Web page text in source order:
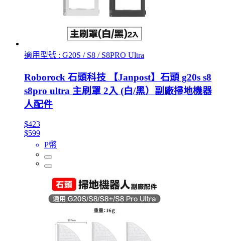
適用型號 : G20S / S8 / S8PRO Ultra
Roborock 石頭科技 【Janpost】石頭 g20s s8
s8pro ultra 主刷罩 2入 (白/黑）副廠掃地機器
人配件
$423
$599
P幣